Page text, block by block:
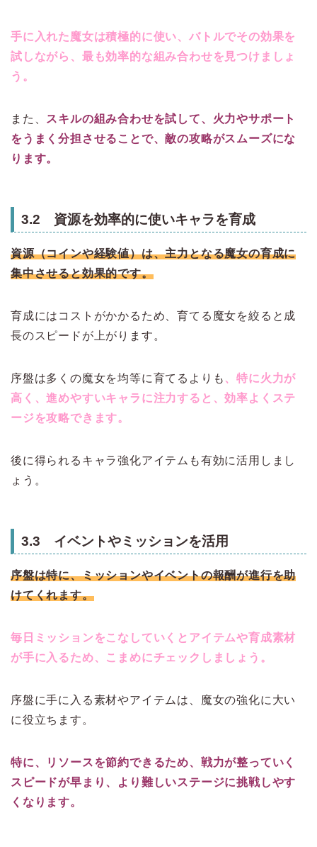
手に入れた魔女は積極的に使い、バトルでその効果を
試しながら、最も効率的な組み合わせを見つけましょ
う。
また、 スキルの組み合わせを試して、火力やサポート
をうまく分担させることで、敵の攻略がスムーズにな
ります。
3.2 資源を効率的に使いキャラを育成
資源（コインや経験値）は、主力となる魔女の育成に
集中させると効果的です。
育成にはコストがかかるため、育てる魔女を絞ると成
長のスピードが上がります。
序盤は多くの魔女を均等に育てるよりも、特に火力が
高く、進めやすいキャラに注力すると、効率よくステ
ージを攻略できます。
後に得られるキャラ強化アイテムも有効に活用しまし
ょう。
3.3 イベントやミッションを活用
序盤は特に、ミッションやイベントの報酬が進行を助
けてくれます。
毎日ミッションをこなしていくとアイテムや育成素材
が手に入るため、こまめにチェックしましょう。
序盤に手に入る素材やアイテムは、魔女の強化に大い
に役立ちます。
特に、リソースを節約できるため、戦力が整っていく
スピードが早まり、より難しいステージに挑戦しやす
くなります。